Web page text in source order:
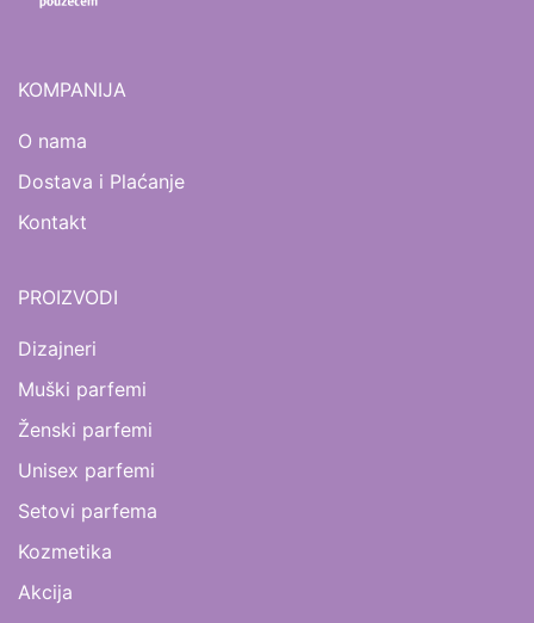
KOMPANIJA
O nama
Dostava i Plaćanje
Kontakt
PROIZVODI
Dizajneri
Muški parfemi
Ženski parfemi
Unisex parfemi
Setovi parfema
Kozmetika
Akcija